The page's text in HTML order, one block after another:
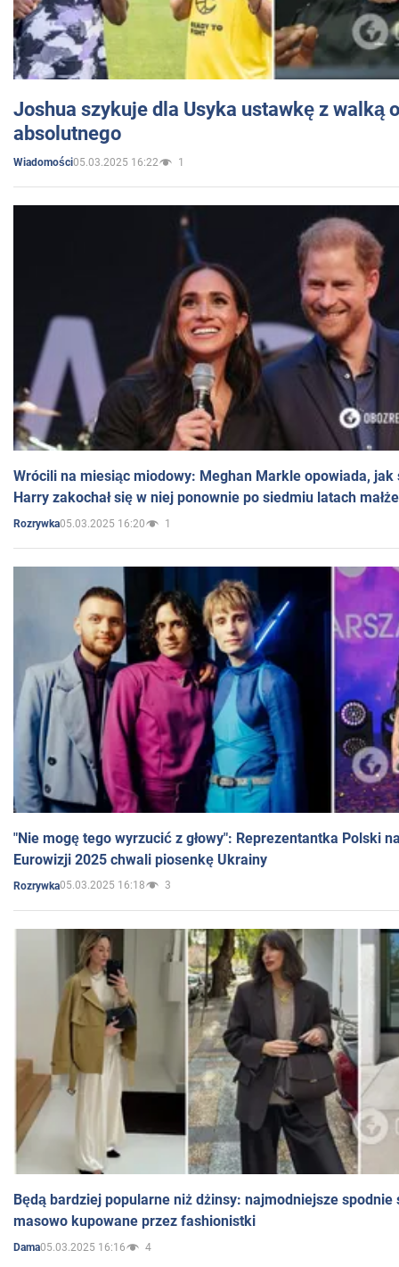
Joshua szykuje dla Usyka ustawkę z walką
absolutnego
Wiadomości05.03.2025 16:22 1
Wrócili na miesiąc miodowy: Meghan Markle opowiada, jak
Harry zakochał się w niej ponownie po siedmiu latach
Rozrywka05.03.2025 16:20 1
"Nie mogę tego wyrzucić z głowy": Reprezentantka Polski
Eurowizji 2025 chwali piosenkę Ukrainy
Rozrywka05.03.2025 16:18 3
Będą bardziej popularne niż dżinsy: najmodniejsze spodnie
masowo kupowane przez fashionistki
Dama05.03.2025 16:16 4